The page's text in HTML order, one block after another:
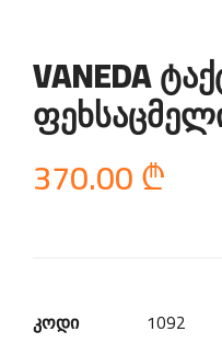
VANEDA
370.00 ₾
კოდი
1092